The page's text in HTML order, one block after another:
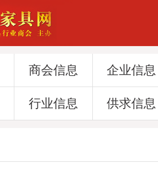
商会信息 企业信息
行业信息 供求信息